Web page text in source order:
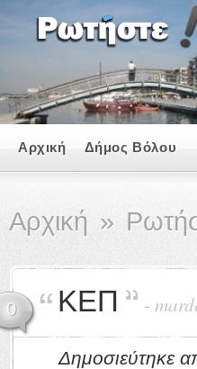
Αρχική Δήμος Βόλου
Αρχική »
0 ΚΕΠ -
Δημοσιεύτηκε